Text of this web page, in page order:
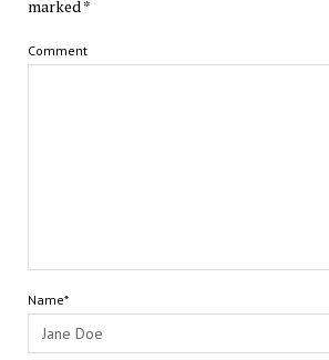
marked*
Comment
Name*